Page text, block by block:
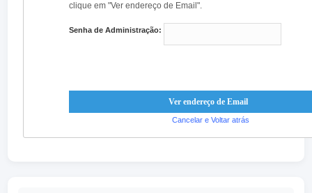
clique em "Ver endereço de Email".
Senha de Administração:
Cancelar e Voltar atrás